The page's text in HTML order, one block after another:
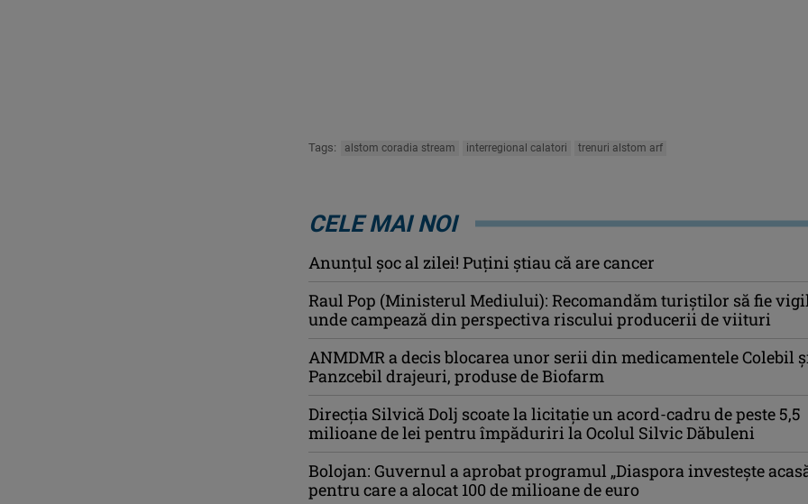
Tags: alstom coradia stream interregional calatori trenuri alstom arf
CELE MAI NOI
Anunţul şoc al zilei! Puţini ştiau că are cancer
Raul Pop (Ministerul Mediului): Recomandăm turiştilor să fie
unde campează din perspectiva riscului producerii de viituri
ANMDMR a decis blocarea unor serii din medicamentele Colebil
Panzcebil drajeuri, produse de Biofarm
Direcția Silvică Dolj scoate la licitație un acord-cadru de peste 5,5
milioane de lei pentru împăduriri la Ocolul Silvic Dăbuleni
Bolojan: Guvernul a aprobat programul „Diaspora investeşte
pentru care a alocat 100 de milioane de euro